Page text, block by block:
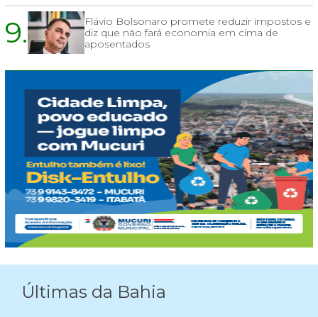
9.
Flávio Bolsonaro promete reduzir impostos e
diz que não fará economia em cima de
aposentados
Últimas da Bahia